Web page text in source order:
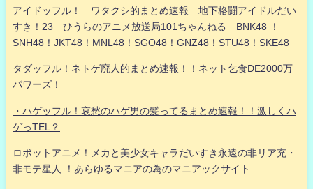
アイドッフル！ ワタクシ的まとめ速報 地下格闘アイドルだい
すき！23 ひうらのアニメ放送局101ちゃんねる BNK48 ！
SNH48！JKT48！MNL48！SGO48！GNZ48！STU48！SKE48
タダッフル！ネトゲ廃人的まとめ速報！！ネット乞食DE2000万
パワーズ！
・ハゲッフル！哀愁のハゲ男の髪ってるまとめ速報！！激しくハ
ゲっTEL？
ロボットアニメ！メカと美少女キャラだいすき永遠の非リア充・
非モテ星人 ！あらゆるマニアの為のマニアックサイト